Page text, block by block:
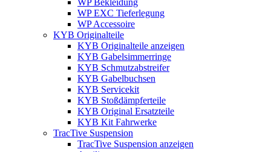
WP Bekleidung
WP EXC Tieferlegung
WP Accessoire
KYB Originalteile
KYB Originalteile anzeigen
KYB Gabelsimmerringe
KYB Schmutzabstreifer
KYB Gabelbuchsen
KYB Servicekit
KYB Stoßdämpferteile
KYB Original Ersatzteile
KYB Kit Fahrwerke
TracTive Suspension
TracTive Suspension anzeigen